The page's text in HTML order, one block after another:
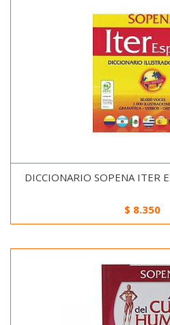
DICCIONARIO SOPENA ITER
$ 8.350